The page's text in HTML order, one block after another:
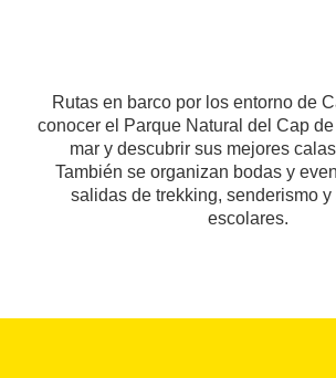
Rutas en barco por los entorno de
conocer el Parque Natural del Cap
mar y descubrir sus mejores
También se organizan bodas y
salidas de trekking, senderismo
escolares.